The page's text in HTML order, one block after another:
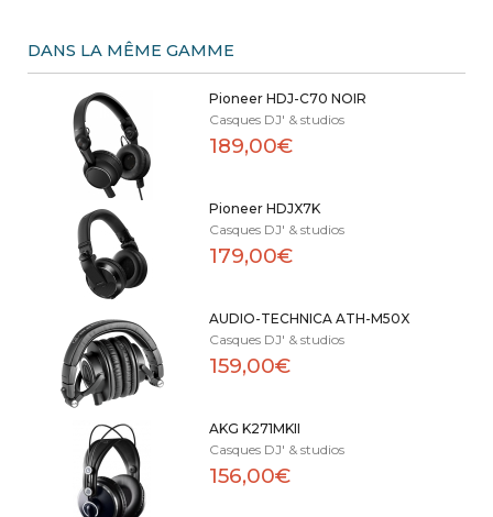
DANS LA MÊME GAMME
Pioneer HDJ-C70 NOIR
Casques DJ' & studios
189,00€
Pioneer HDJX7K
Casques DJ' & studios
179,00€
AUDIO-TECHNICA ATH-M50X
Casques DJ' & studios
159,00€
AKG K271MKII
Casques DJ' & studios
156,00€